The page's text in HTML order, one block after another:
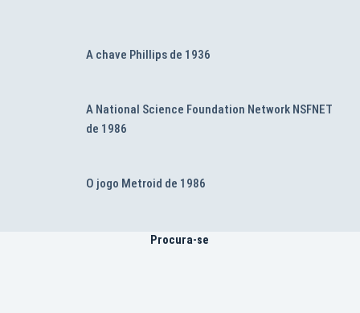
A chave Phillips de 1936
A National Science Foundation Network NSFNET
de 1986
O jogo Metroid de 1986
Procura-se